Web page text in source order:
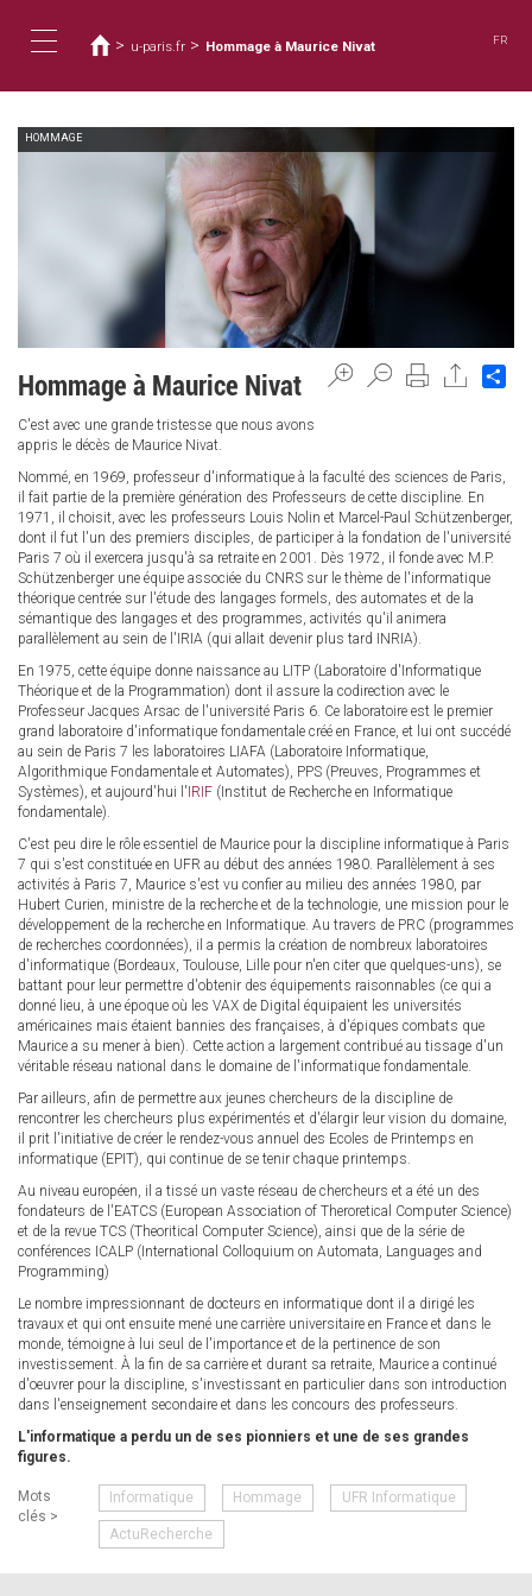
main
navigation
are
here
> u-paris.fr > Hommage à Maurice Nivat FR
HOMMAGE
Hommage à Maurice Nivat
C'est avec une grande tristesse que nous avons
appris le décès de Maurice Nivat.
Nommé, en 1969, professeur d'informatique à la faculté des sciences de Paris,
il fait partie de la première génération des Professeurs de cette discipline. En
1971, il choisit, avec les professeurs Louis Nolin et Marcel-Paul Schützenberger,
dont il fut l'un des premiers disciples, de participer à la fondation de l'université
Paris 7 où il exercera jusqu'à sa retraite en 2001. Dès 1972, il fonde avec M.P.
Schützenberger une équipe associée du CNRS sur le thème de l'informatique
théorique centrée sur l'étude des langages formels, des automates et de la
sémantique des langages et des programmes, activités qu'il animera
parallèlement au sein de l'IRIA (qui allait devenir plus tard INRIA).
En 1975, cette équipe donne naissance au LITP (Laboratoire d'Informatique
Théorique et de la Programmation) dont il assure la codirection avec le
Professeur Jacques Arsac de l'université Paris 6. Ce laboratoire est le premier
grand laboratoire d'informatique fondamentale créé en France, et lui ont succédé
au sein de Paris 7 les laboratoires LIAFA (Laboratoire Informatique,
Algorithmique Fondamentale et Automates), PPS (Preuves, Programmes et
Systèmes), et aujourd'hui l' IRIF (Institut de Recherche en Informatique
fondamentale).
C'est peu dire le rôle essentiel de Maurice pour la discipline informatique à Paris
7 qui s'est constituée en UFR au début des années 1980. Parallèlement à ses
activités à Paris 7, Maurice s'est vu confier au milieu des années 1980, par
Hubert Curien, ministre de la recherche et de la technologie, une mission pour le
développement de la recherche en Informatique. Au travers de PRC (programmes
de recherches coordonnées), il a permis la création de nombreux laboratoires
d'informatique (Bordeaux, Toulouse, Lille pour n'en citer que quelques-uns), se
battant pour leur permettre d'obtenir des équipements raisonnables (ce qui a
donné lieu, à une époque où les VAX de Digital équipaient les universités
américaines mais étaient bannies des françaises, à d'épiques combats que
Maurice a su mener à bien). Cette action a largement contribué au tissage d'un
véritable réseau national dans le domaine de l'informatique fondamentale.
Par ailleurs, afin de permettre aux jeunes chercheurs de la discipline de
rencontrer les chercheurs plus expérimentés et d'élargir leur vision du domaine,
il prit l'initiative de créer le rendez-vous annuel des Ecoles de Printemps en
informatique (EPIT), qui continue de se tenir chaque printemps.
Au niveau européen, il a tissé un vaste réseau de chercheurs et a été un des
fondateurs de l'EATCS (European Association of Theroretical Computer Science)
et de la revue TCS (Theoritical Computer Science), ainsi que de la série de
conférences ICALP (International Colloquium on Automata, Languages and
Programming)
Le nombre impressionnant de docteurs en informatique dont il a dirigé les
travaux et qui ont ensuite mené une carrière universitaire en France et dans le
monde, témoigne à lui seul de l'importance et de la pertinence de son
investissement. À la fin de sa carrière et durant sa retraite, Maurice a continué
d'oeuvrer pour la discipline, s'investissant en particulier dans son introduction
dans l'enseignement secondaire et dans les concours des professeurs.
L'informatique a perdu un de ses pionniers et une de ses grandes
figures.
Mots
clés >
Informatique Hommage UFR Informatique
ActuRecherche